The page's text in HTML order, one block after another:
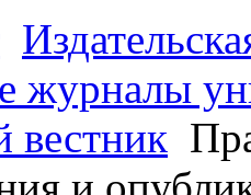
журналы
вестник